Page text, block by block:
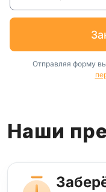
Отправляя форму
Наши
Заберём от 30 мин с